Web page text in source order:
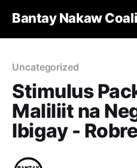
Bantay Nakaw
Uncategorized
Stimulus
Maliliit na
Ibigay -